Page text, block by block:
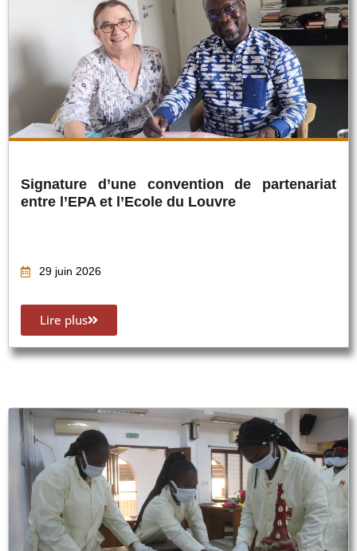
Signature d’une convention de partenariat
entre l’EPA et l’Ecole du Louvre
29 juin 2026
Lire plus